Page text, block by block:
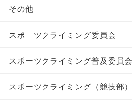
その他
スポーツクライミング委員会
スポーツクライミング普及委員会
スポーツクライミング（競技部）